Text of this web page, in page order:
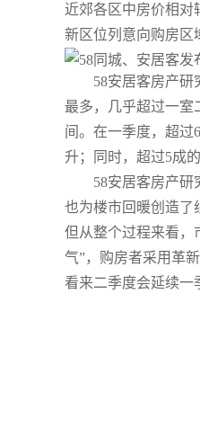
近郊各区中房价相对
新区位列意向购房区
58安居客房产研
最多，几乎超过一室
间。在一季度，超过
升；同时，超过5成
58安居客房产研
也为楼市回暖创造了
但从整个过程来看，
气”，购房者采用革
看来二季度会延续一